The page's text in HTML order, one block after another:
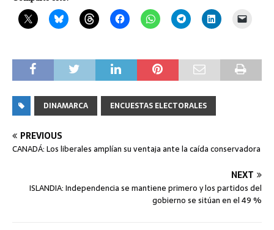
DINAMARCA ENCUESTAS ELECTORALES
PREVIOUS
CANADÁ: Los liberales amplían su ventaja ante la caída conservadora
NEXT
ISLANDIA: Independencia se mantiene primero y los partidos del
gobierno se sitúan en el 49 %